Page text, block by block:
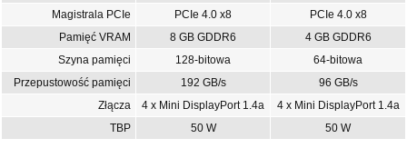
Magistrala PCIe PCIe 4.0 x8
PCIe 4.0 x8
Pamięć VRAM
8 GB GDDR6
4 GB GDDR6
Szyna pamięci
128-bitowa
64-bitowa
Przepustowość pamięci
192 GB/s
96 GB/s
Złącza
4 x Mini DisplayPort 1.4a
4 x Mini DisplayPort 1.4a
TBP
50 W 50 W